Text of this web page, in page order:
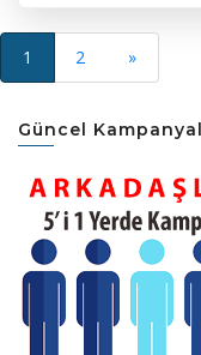
1 (current)
2 »Sonraki
Güncel